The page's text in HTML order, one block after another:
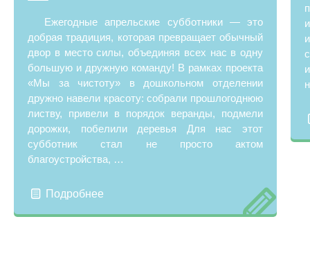
Ежегодные апрельские субботники — это
добрая традиция, которая превращает обычный
двор в место силы, объединяя всех нас в одну
большую и дружную команду! В рамках проекта
«Мы за чистоту» в дошкольном отделении
дружно навели красоту: собрали прошлогоднюю
листву, привели в порядок веранды, подмели
дорожки, побелили деревья Для нас этот
субботник стал не просто актом
благоустройства, …
Подробнее